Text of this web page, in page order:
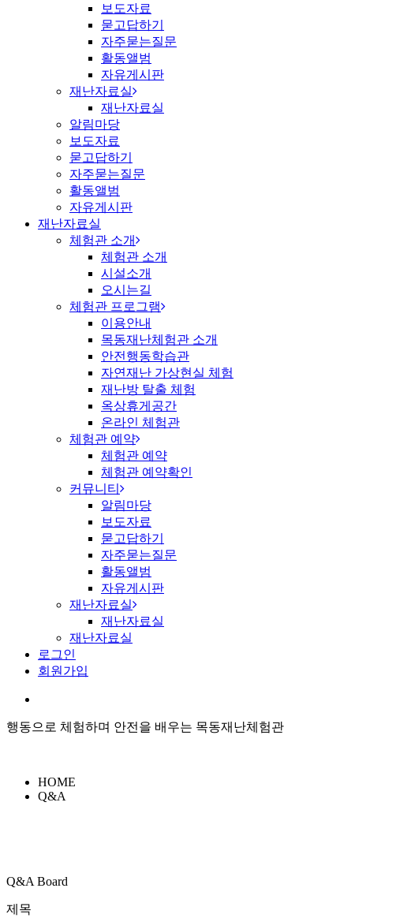
보도자료
묻고답하기
자주묻는질문
활동앨범
자유게시판
재난자료실
재난자료실
알림마당
보도자료
묻고답하기
자주묻는질문
활동앨범
자유게시판
재난자료실
체험관 소개
체험관 소개
시설소개
오시는길
체험관 프로그램
이용안내
목동재난체험관 소개
안전행동학습관
자연재난 가상현실 체험
재난방 탈출 체험
옥상휴게공간
온라인 체험관
체험관 예약
체험관 예약
체험관 예약확인
커뮤니티
알림마당
보도자료
묻고답하기
자주묻는질문
활동앨범
자유게시판
재난자료실
재난자료실
재난자료실
로그인
회원가입
행동으로 체험하며 안전을 배우는 목동재난체험관
HOME
Q&A
Q&A Board
제목